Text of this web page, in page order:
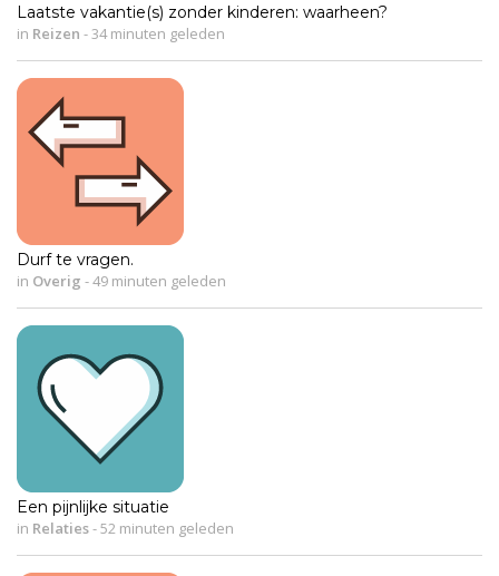
Laatste vakantie(s) zonder kinderen: waarheen?
in Reizen -34 minuten geleden
Durf te vragen.
in Overig -49 minuten geleden
Een pijnlijke situatie
in Relaties-52 minuten geleden